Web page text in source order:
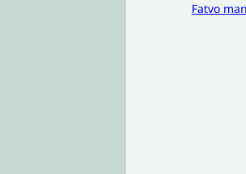
Fatvo